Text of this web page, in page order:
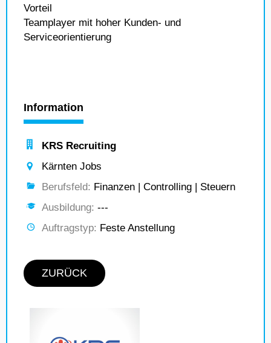
Vorteil
Teamplayer mit hoher Kunden- und
Serviceorientierung
Information
KRS Recruiting
Kärnten Jobs
Berufsfeld: Finanzen | Controlling | Steuern
Ausbildung: ---
Auftragstyp: Feste Anstellung
ZURÜCK